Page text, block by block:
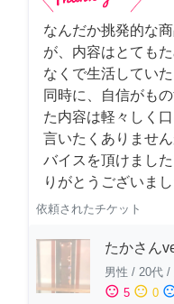
なんだか挑発的な
が、内容はとても
なくで生活してい
同時に、自信がも
た内容は軽々しく
言いたくありませ
バイスを頂けまし
りがとうございまし
依頼されたチケット
たかさん
男性 / 20代 /
sentiment_satisfied 5 sentiment_neutral 0